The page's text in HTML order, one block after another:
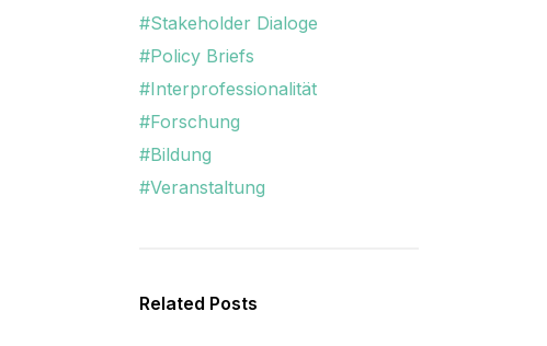
#Stakeholder Dialoge
#Policy Briefs
#Interprofessionalität
#Forschung
#Bildung
#Veranstaltung
Related Posts